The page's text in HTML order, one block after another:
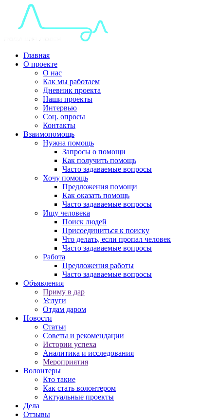
Главная
О проекте
О нас
Как мы работаем
Дневник проекта
Наши проекты
Интервью
Соц. опросы
Контакты
Взаимопомощь
Нужна помощь
Запросы о помощи
Как получить помощь
Часто задаваемые вопросы
Хочу помощь
Предложения помощи
Как оказать помощь
Часто задаваемые вопросы
Ищу человека
Поиск людей
Присоединиться к поиску
Что делать, если пропал человек
Часто задаваемые вопросы
Работа
Предложения работы
Часто задаваемые вопросы
Объявления
Приму в дар
Услуги
Отдам даром
Новости
Статьи
Советы и рекомендации
Истории успеха
Аналитика и исследования
Мероприятия
Волонтеры
Кто такие
Как стать волонтером
Актуальные проекты
Дела
Отзывы